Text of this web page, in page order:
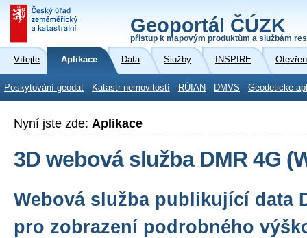
Geoportál ČÚZK
přístup k mapovým produktům a službám
Vítejte Aplikace Data Služby INSPIRE
Poskytování geodat Katastr nemovitostí RÚIAN DMVS Geodetické
Nyní jste zde: Aplikace
3D webová služba DMR 4G
Webová služba publikující data
pro zobrazení podrobného